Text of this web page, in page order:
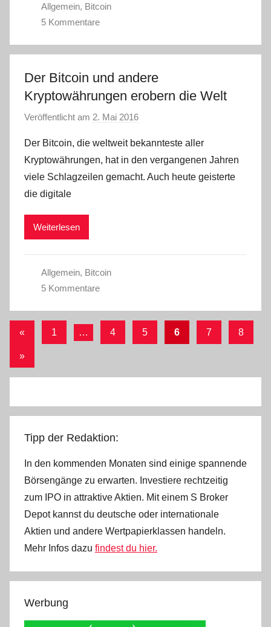
Allgemein, Bitcoin
5 Kommentare
Der Bitcoin und andere
Kryptowährungen erobern die Welt
Veröffentlicht am 2. Mai 2016
n
C
W
Der Bitcoin, die weltweit bekannteste aller
Kryptowährungen, hat in den vergangenen Jahren
viele Schlagzeilen gemacht. Auch heute geisterte
die digitale
Weiterlesen
Allgemein, Bitcoin
5 Kommentare
Seitennummerierung
der
Beiträge
« Vorherige
1 … 4 5 6 7 8
Nächste
»
Tipp der Redaktion:
In den kommenden Monaten sind einige spannende
Börsengänge zu erwarten. Investiere rechtzeitig
zum IPO in attraktive Aktien. Mit einem S Broker
Depot kannst du deutsche oder internationale
Aktien und andere Wertpapierklassen handeln.
Mehr Infos dazu findest du hier.
Werbung